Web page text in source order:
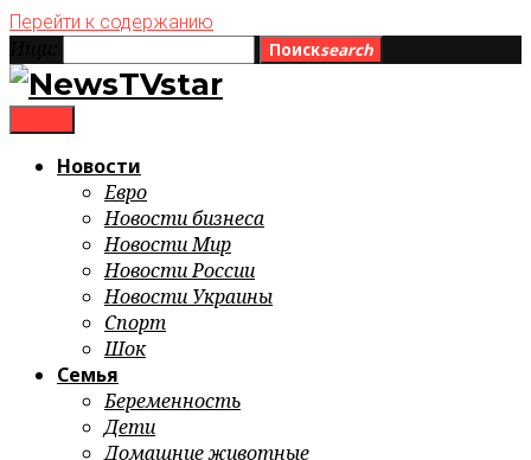
Перейти к содержанию
Поискsearch
Новости
Евро
Новости бизнеса
Новости Мир
Новости России
Новости Украины
Спорт
Шок
Семья
Беременность
Дети
Домашние животные